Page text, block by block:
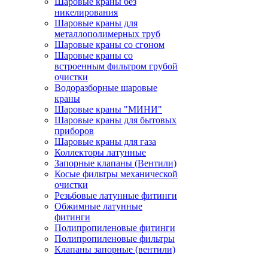
никелирования
Шаровые краны для
металлополимерных труб
Шаровые краны со сгоном
Шаровые краны со
встроенным фильтром грубой
очистки
Водоразборные шаровые
краны
Шаровые краны "МИНИ"
Шаровые краны для бытовых
приборов
Шаровые краны для газа
Коллекторы латунные
Запорные клапаны (Вентили)
Косые фильтры механической
очистки
Резьбовые латунные фитинги
Обжимные латунные
фитинги
Полипропиленовые фитинги
Полипропиленовые фильтры
Клапаны запорные (вентили)